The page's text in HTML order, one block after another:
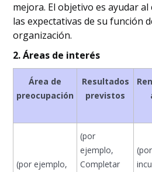
mejora. El objetivo es ayudar
las expectativas de su función
organización.
2. Áreas de interés
Área de
preocupación
Resultados
previstos
(por ejemplo,
(por
ejemplo,
Completar